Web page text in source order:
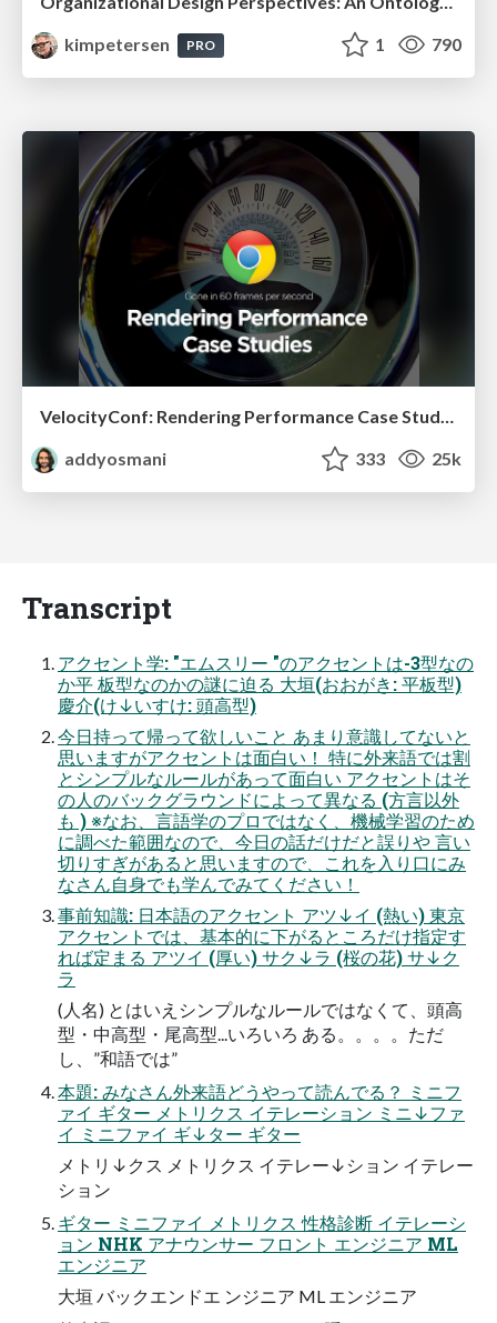
kimpetersen
PRO 1 790
addyosmani
333 25k
Transcript
アクセント学: "エムスリー "のアクセントは-3型なの
か平 板型なのかの謎に迫る 大垣(おおがき: 平板型)
慶介(け↓いすけ: 頭高型)
今日持って帰って欲しいこと あまり意識してないと
思いますがアクセントは面白い！ 特に外来語では割
とシンプルなルールがあって面白い アクセントはそ
の人のバックグラウンドによって異なる (方言以外
も ) ※なお、言語学のプロではなく、機械学習のため
に調べた範囲なので、今日の話だけだと誤りや 言い
切りすぎがあると思いますので、これを入り口にみ
なさん自身でも学んでみてください！
事前知識: 日本語のアクセント アツ↓イ (熱い) 東京
アクセントでは、基本的に下がるところだけ指定す
れば定まる アツイ (厚い) サク↓ラ (桜の花) サ↓ク
ラ
(人名) とはいえシンプルなルールではなくて、頭高
型・中高型・尾高型...いろいろ ある。。。。ただ
し、”和語では”
本題: みなさん外来語どうやって読んでる？ ミニフ
ァイ ギター メトリクス イテレーション ミニ↓ファ
イ ミニファイ ギ↓ター ギター
メトリ↓クス メトリクス イテレー↓ション イテレー
ション
ギター ミニファイ メトリクス 性格診断 イテレーシ
ョン NHK アナウンサー フロント エンジニア ML
エンジニア
大垣 バックエンドエ ンジニア ML エンジニア